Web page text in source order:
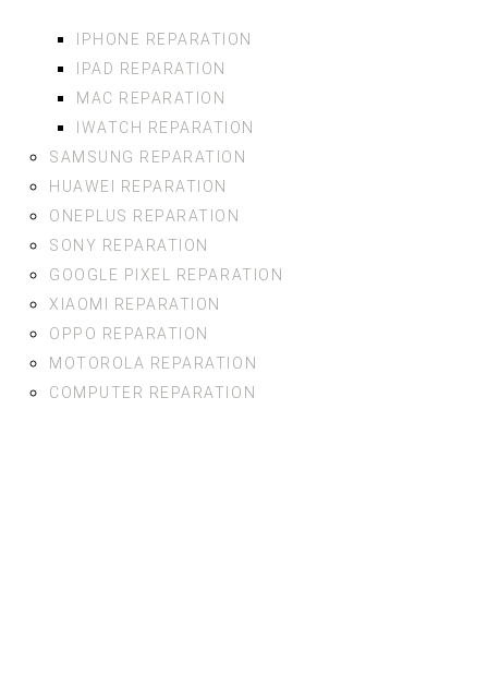
IPHONE REPARATION
IPAD REPARATION
MAC REPARATION
IWATCH REPARATION
SAMSUNG REPARATION
HUAWEI REPARATION
ONEPLUS REPARATION
SONY REPARATION
GOOGLE PIXEL REPARATION
XIAOMI REPARATION
OPPO REPARATION
MOTOROLA REPARATION
COMPUTER REPARATION